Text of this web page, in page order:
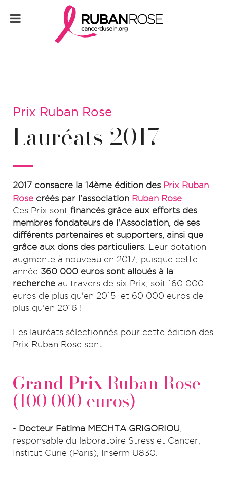
Prix Ruban Rose
Lauréats 2017
2017 consacre la 14ème édition des Prix Ruban
Rose créés par l'association Ruban Rose
Ces Prix sont financés grâce aux efforts des
membres fondateurs de l'Association, de ses
différents partenaires et supporters, ainsi que
grâce aux dons des particuliers . Leur dotation
augmente à nouveau en 2017, puisque cette
année 360 000 euros sont alloués à la
recherche au travers de six Prix, soit 160 000
euros de plus qu'en 2015 et 60 000 euros de
plus qu'en 2016 !
Les lauréats sélectionnés pour cette édition des
Prix Ruban Rose sont :
Grand Prix Ruban Rose
(100 000 euros)
- Docteur Fatima MECHTA GRIGORIOU
responsable du laboratoire Stress et Cancer,
Institut Curie (Paris), Inserm U830.